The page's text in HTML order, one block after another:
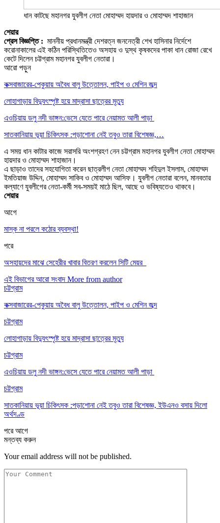
ধান কাটছে মহানগর যুবলীগ নেতা মোহাম্মদ হায়দার ও মোহাম্মদ শাহাজান
শেয়ার
প্রেস বিজ্ঞপ্তি : মাননীয় প্রধানমন্ত্রী দেশরত্ন জননেত্রী শেখ হাসিনার নির্দেশে
করোনাকালের এই কঠিন পরিস্থিতিতেও অসহায় ও দুস্থ কৃষকদের পাকা ধান রোজা রেখে
কেটে দিলেন চট্টগ্রাম মহানগর যুবলীগ নেতারা।
আরো পড়ুন
কক্সবাজারের-পেকুয়ায় অবৈধ বালু উত্তোলন, পাইপ ও মেশিন জব্দ
লোহাগাড়ায় বিদ্যুৎস্পৃষ্ট হয়ে মাদ্রাসা ছাত্রের মৃত্যু
এওচিয়ায় ডলু নদী ভাঙ্গন:ভেসে যেতে পারে নেয়ামত আলী পাড়া
সাতকানিয়ায় ভূয়া চিকিৎসক :পড়াশোনা নেই তবুও তারা বিশেষজ্ঞ,…
এ সময় ধান কাটার কাজে সরাসরি অংশগ্রহণ নেন চট্টগ্রাম মহানগর যুবলীগ নেতা মোহাম্মদ
হায়দার ও মোহাম্মদ শাহাজান।
এ ছাড়াও তাদের সহযোগিতা করেন ছাত্রলীগ নেতা মোহাম্মদ শহিদুল ইসলাম, মোহাম্মদ
ইমতিয়াজ উদ্দিন, মোহাম্মদ সাকিব ও মোহাম্মদ আসিফ। যুবলীগ নেতারা বলেন, মানবতার
কল্যাণে যুবলীগের নেতা-কর্মী সব-সময়ই মাঠে ছিল, আছে ও ভবিষ্যতেও থাকবে।
শেয়ার
আগে
মাস্ক না পরলে কঠোর ব্যবস্থা!
পরে
অসহায়দের মাঝে সেহেরীর খাবার বিতরণ করলেন সিটি মেয়র
এই বিভাগের আরো সংবাদ More from author
চট্টগ্রাম
কক্সবাজারের-পেকুয়ায় অবৈধ বালু উত্তোলন, পাইপ ও মেশিন জব্দ
চট্টগ্রাম
লোহাগাড়ায় বিদ্যুৎস্পৃষ্ট হয়ে মাদ্রাসা ছাত্রের মৃত্যু
চট্টগ্রাম
এওচিয়ায় ডলু নদী ভাঙ্গন:ভেসে যেতে পারে নেয়ামত আলী পাড়া
চট্টগ্রাম
সাতকানিয়ায় ভূয়া চিকিৎসক :পড়াশোনা নেই তবুও তারা বিশেষজ্ঞ, ইউএনও বসায় দিলো
অর্থদণ্ড
পরেআগে
মন্তব্য করুন
Your email address will not be published.